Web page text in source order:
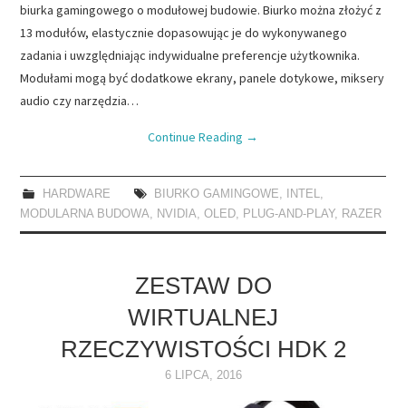
biurka gamingowego o modułowej budowie. Biurko można złożyć z
13 modułów, elastycznie dopasowując je do wykonywanego
zadania i uwzględniając indywidualne preferencje użytkownika.
Modułami mogą być dodatkowe ekrany, panele dotykowe, miksery
audio czy narzędzia…
Continue Reading →
HARDWARE BIURKO GAMINGOWE, INTEL,
MODULARNA BUDOWA, NVIDIA,OLED, PLUG-AND-PLAY, RAZER
ZESTAW DO
WIRTUALNEJ
RZECZYWISTOŚCI HDK 2
6 LIPCA, 2016